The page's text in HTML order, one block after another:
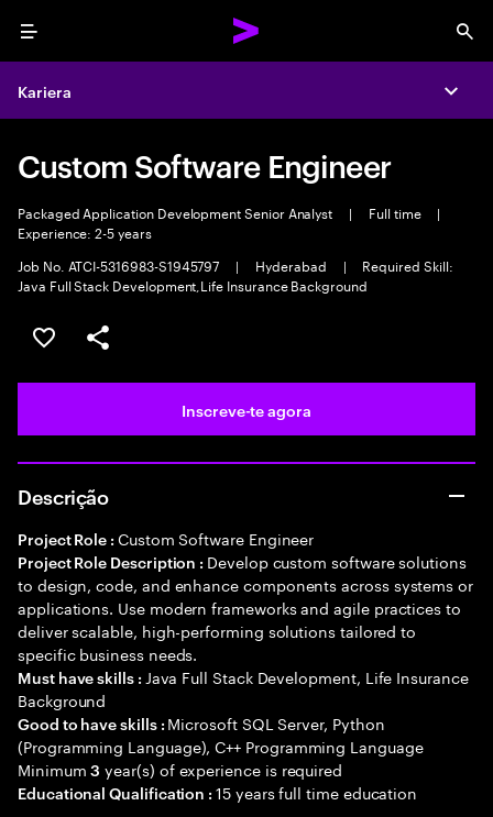
Menu
Kariera
Custom Software Engineer
Packaged Application Development Senior Analyst | Full time
|
Experience: 2-5 years
Job No. ATCI-5316983-S1945797
| Hyderabad |
Required Skill:
Java Full Stack Development,Life Insurance Background
Guardar oportunidade
Partilhar
Inscreve-te agora
Descrição
Project Role : Custom Software Engineer
Project Role Description : Develop custom software solutions
to design, code, and enhance components across systems or
applications. Use modern frameworks and agile practices to
deliver scalable, high-performing solutions tailored to
specific business needs.
Must have skills : Java Full Stack Development, Life Insurance
Background
Good to have skills : Microsoft SQL Server, Python
(Programming Language), C++ Programming Language
Minimum3 year(s) of experience is required
Educational Qualification :15 years full time education